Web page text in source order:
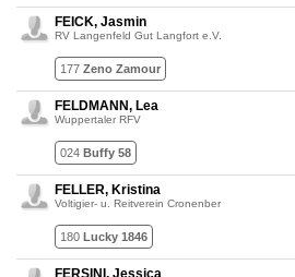
FEICK, Jasmin
RV Langenfeld Gut Langfort e.V.
177 Zeno Zamour
FELDMANN, Lea
Wuppertaler RFV
024 Buffy 58
FELLER, Kristina
Voltigier- u. Reitverein Cronenber
180 Lucky 1846
FERSINI, Jessica